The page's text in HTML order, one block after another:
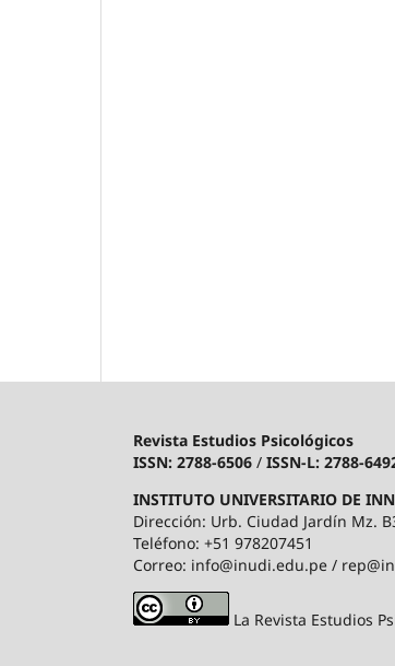
Revista Estudios Psicológicos
ISSN: 2788-6506 / ISSN-L: 2788-
INSTITUTO UNIVERSITARIO DE
Dirección: Urb. Ciudad Jardín Mz.
Teléfono: +51 978207451
Correo: info@inudi.edu.pe /
La Revista Estudios